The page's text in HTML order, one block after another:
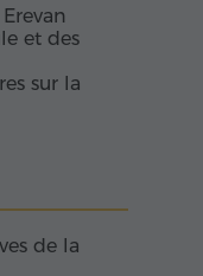
et des
sur la
de la